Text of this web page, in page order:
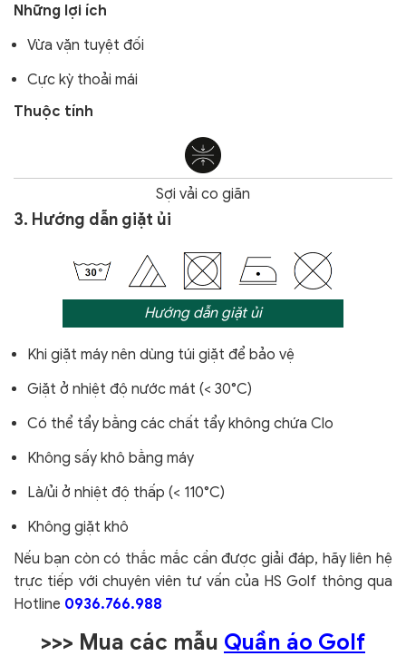
Những lợi ích
Vừa vặn tuyệt đối
Cực kỳ thoải mái
Thuộc tính
Sợi vải co giãn
3. Hướng dẫn giặt ủi
Hướng dẫn giặt ủi
Khi giặt máy nên dùng túi giặt để bảo vệ
Giặt ở nhiệt độ nước mát (< 30°C)
Có thể tẩy bằng các chất tẩy không chứa Clo
Không sấy khô bằng máy
Là/ủi ở nhiệt độ thấp (< 110°C)
Không giặt khô
Nếu bạn còn có thắc mắc cần được giải đáp, hãy liên hệ
trực tiếp với chuyên viên tư vấn của HS Golf thông qua
Hotline 0936.766.988
>>> Mua các mẫu Quần áo Golf